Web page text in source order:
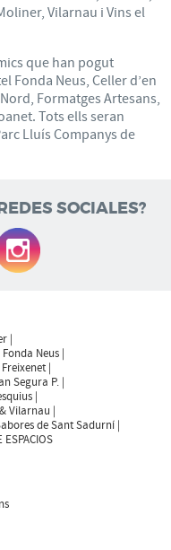
Vilarnau i Vins el
que han pogut
Fonda Neus, Celler d’en
Formatges Artesans,
Tots ells seran
Lluís Companys de
SOCIALES?
Neus
Segura P.
Vilarnau
de Sant Sadurní
ESPACIOS